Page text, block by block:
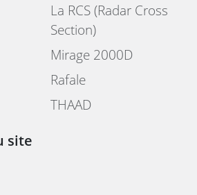
La RCS (Radar Cross
Section)
Mirage 2000D
Rafale
THAAD
site